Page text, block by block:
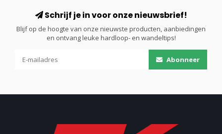
Schrijf je in voor onze nieuwsbrief!
Blijf op de hoogte van onze nieuwste producten, aanbiedingen
en ontvang leuke hardloop- en wandeltips!
Abonneer